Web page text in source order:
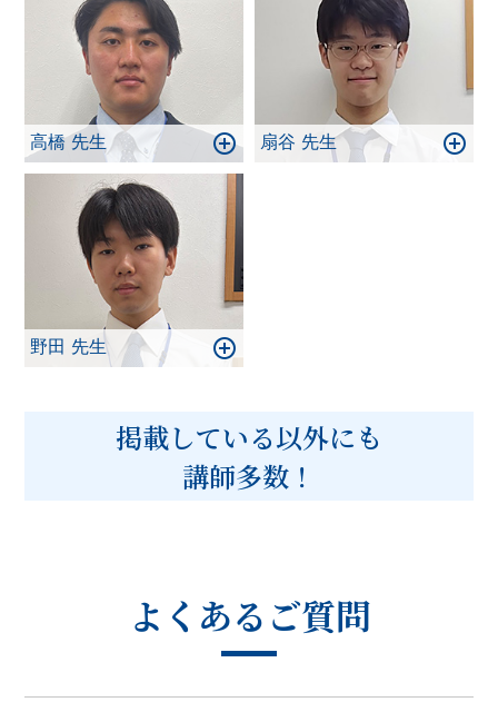
高橋 先生 扇谷 先生
野田 先生
掲載している以外にも
講師多数！
よくあるご質問